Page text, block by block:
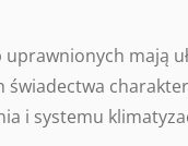
mają
świadectwa
i systemu